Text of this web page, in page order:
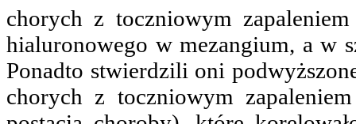
chorych z toczniowym
hialuronowego w mezangium, a w
Ponadto stwierdzili oni
chorych z toczniowym